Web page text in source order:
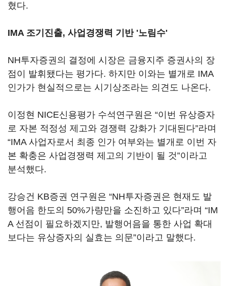
혔다.
IMA 조기진출, 사업경쟁력 기반 '노림수'
NH투자증권의 결정에 시장은 금융지주 증권사의 장
점이 발휘됐다는 평가다. 하지만 이와는 별개로 IMA
인가가 현실적으로는 시기상조라는 의견도 나온다.
이정현 NICE신용평가 수석연구원은 “이번 유상증자
로 자본 적정성 제고와 경쟁력 강화가 기대된다”라며
“IMA 사업자로서 최종 인가 여부와는 별개로 이번 자
본 확충은 사업경쟁력 제고의 기반이 될 것”이라고
분석했다.
강승건 KB증권 연구원은 “NH투자증권은 현재도 발
행어음 한도의 50%가량만을 소진하고 있다”라며 “IM
A 선점이 필요하겠지만, 발행어음을 통한 사업 확대
보다는 유상증자의 실효는 의문”이라고 말했다.